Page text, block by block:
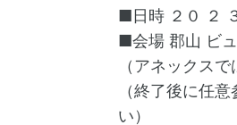
■日時 ２０ ２
■会場 郡山 ビ
（アネックス
（終了後に任
い）